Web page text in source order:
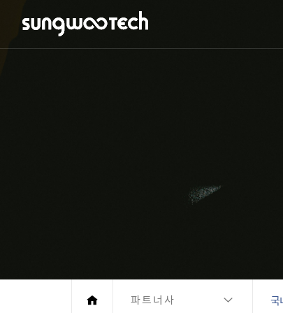
파트너사 국